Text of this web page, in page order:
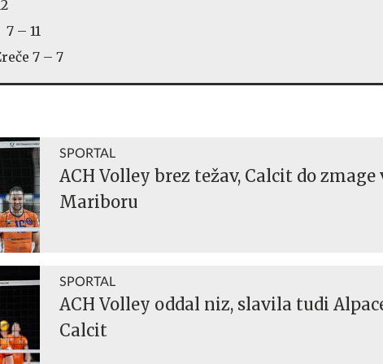
– 11
7 – 7
SPORTAL
ACH Volley brez težav, Calcit do zmage
Mariboru
SPORTAL
ACH Volley oddal niz, slavila tudi
Calcit